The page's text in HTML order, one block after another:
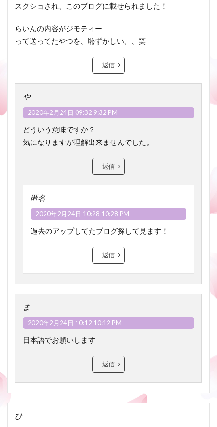
スクショされ、このブログに載せられました！
らいんの内容がジモティー
って送ってたやつを、恥ずかしい、、笑
返信
や
2020年2月24日 09:32 9:32 PM
どういう意味ですか？
気になりますが理解出来ませんでした。
返信
匿名
2020年2月24日 10:28 10:28 PM
過去のアップしてたブログ探して見ます！
返信
ま
2020年2月24日 10:12 10:12 PM
日本語でお願いします
返信
ひ